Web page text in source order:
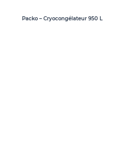
Packo – Cryocongélateur 950 L